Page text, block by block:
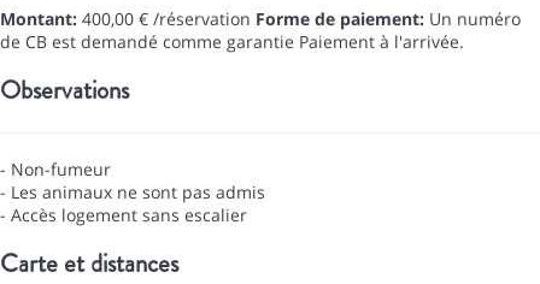
Montant: 400,00 € /réservation Forme de paiement: Un numéro
de CB est demandé comme garantie Paiement à l'arrivée.
Observations
- Non-fumeur
- Les animaux ne sont pas admis
- Accès logement sans escalier
Carte et distances